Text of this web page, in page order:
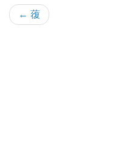
← 蕧